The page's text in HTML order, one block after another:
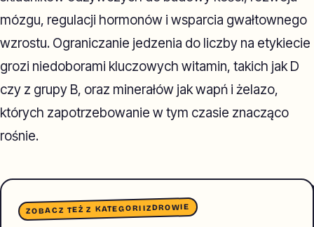
mózgu, regulacji hormonów i wsparcia gwałtownego
wzrostu. Ograniczanie jedzenia do liczby na etykiecie
grozi niedoborami kluczowych witamin, takich jak D
czy z grupy B, oraz minerałów jak wapń i żelazo,
których zapotrzebowanie w tym czasie znacząco
rośnie.
ZOBACZ TEŻ Z KATEGORIIZDROWIE